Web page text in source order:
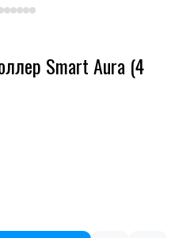
Smart Aura (4